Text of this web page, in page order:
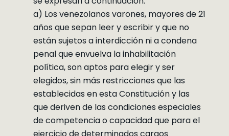
a) Los venezolanos varones, mayores de 21
años que sepan leer y escribir y que no
están sujetos a interdicción ni a condena
penal que envuelva la inhabilitación
política, son aptos para elegir y ser
elegidos, sin más restricciones que las
establecidas en esta Constitución y las
que deriven de las condiciones especiales
de competencia o capacidad que para el